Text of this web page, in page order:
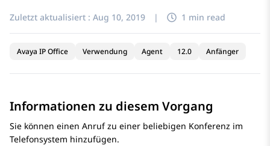
Zuletzt aktualisiert : Aug 10, 2019 | 1 min read
Avaya IP Office Verwendung Agent 12.0 Anfänger
Informationen zu diesem Vorgang
Sie können einen Anruf zu einer beliebigen Konferenz im
Telefonsystem hinzufügen.